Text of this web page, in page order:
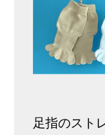
足指のスト